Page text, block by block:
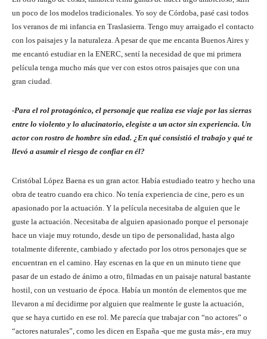
un poco de los modelos tradicionales. Yo soy de Córdoba, pasé casi todos
los veranos de mi infancia en Traslasierra. Tengo muy arraigado el contacto
con los paisajes y la naturaleza. A pesar de que me encanta Buenos Aires y
me encantó estudiar en la ENERC, sentí la necesidad de que mi primera
película tenga mucho más que ver con estos otros paisajes que con una
gran ciudad.
-Para el rol protagónico, el personaje que realiza ese viaje por las sierras
entre lo violento y lo alucinatorio, elegiste a un actor sin experiencia. Un
actor con rostro de hombre sin edad. ¿En qué consistió el trabajo y qué te
llevó a asumir el riesgo de confiar en él?
Cristóbal López Baena es un gran actor. Había estudiado teatro y hecho una
obra de teatro cuando era chico. No tenía experiencia de cine, pero es un
apasionado por la actuación. Y la película necesitaba de alguien que le
guste la actuación. Necesitaba de alguien apasionado porque el personaje
hace un viaje muy rotundo, desde un tipo de personalidad, hasta algo
totalmente diferente, cambiado y afectado por los otros personajes que se
encuentran en el camino. Hay escenas en la que en un minuto tiene que
pasar de un estado de ánimo a otro, filmadas en un paisaje natural bastante
hostil, con un vestuario de época. Había un montón de elementos que me
llevaron a mí decidirme por alguien que realmente le guste la actuación,
que se haya curtido en ese rol. Me parecía que trabajar con “no actores” o
“actores naturales”, como les dicen en España -que me gusta más-, era muy